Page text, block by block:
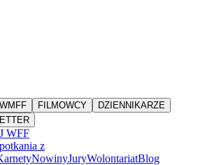
FILMOWCY
DZIENNIKARZE
WFF
z
NowinyJuryWolontariatBlog